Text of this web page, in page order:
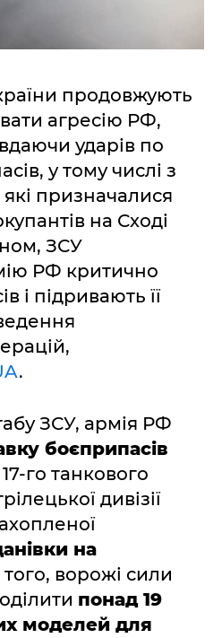
продовжують
агресію РФ,
ударів по
у тому числі з
призначалися
на Сході
ЗСУ
РФ критично
і підривають її
.
ЗСУ, армія РФ
боєприпасів
го танкового
дивізії
на
того, ворожі сили
понад 19
моделей для